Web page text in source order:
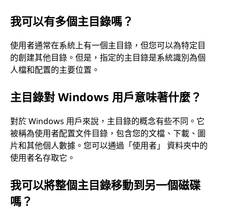
我可以有多個主目錄嗎？
使用者通常在系統上有一個主目錄，但您可以為特定目
的創建其他目錄。但是，指定的主目錄是系統識別為個
人檔和配置的主要位置。
主目錄對 Windows 用戶意味著什麼？
對於 Windows 用戶來說，主目錄的概念有些不同。它
被稱為使用者配置文件目錄，包含您的文檔、下載、圖
片和其他個人數據。您可以通過「使用者」 資料夾中的
使用者名存取它。
我可以將整個主目錄移動到另一個磁碟
嗎？